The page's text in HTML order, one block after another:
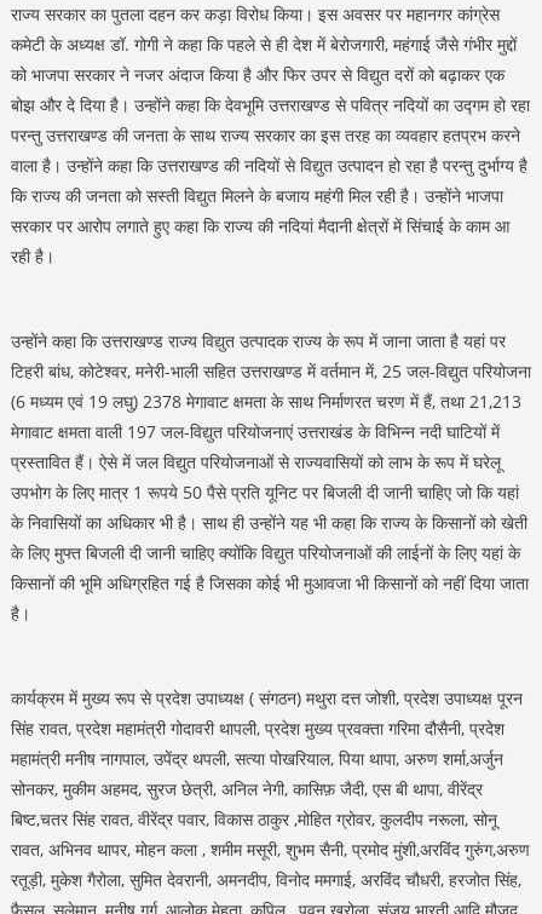
राज्य सरकार का पुतला दहन कर कड़ा विरोध किया। इस अवसर पर महानगर कांग्रेस
कमेटी के अध्यक्ष डॉ. गोगी ने कहा कि पहले से ही देश में बेरोजगारी, महंगाई जैसे गंभीर मुद्दों
को भाजपा सरकार ने नजर अंदाज किया है और फिर उपर से विद्युत दरों को बढ़ाकर एक
बोझ और दे दिया है। उन्होंने कहा कि देवभूमि उत्तराखण्ड से पवित्र नदियों का उद्गम हो रहा
परन्तु उत्तराखण्ड की जनता के साथ राज्य सरकार का इस तरह का व्यवहार हतप्रभ करने
वाला है। उन्होंने कहा कि उत्तराखण्ड की नदियों से विद्युत उत्पादन हो रहा है परन्तु दुर्भाग्य है
कि राज्य की जनता को सस्ती विद्युत मिलने के बजाय महंगी मिल रही है। उन्होंने भाजपा
सरकार पर आरोप लगाते हुए कहा कि राज्य की नदियां मैदानी क्षेत्रों में सिंचाई के काम आ
रही है।
उन्होंने कहा कि उत्तराखण्ड राज्य विद्युत उत्पादक राज्य के रूप में जाना जाता है यहां पर
टिहरी बांध, कोटेश्वर, मनेरी-भाली सहित उत्तराखण्ड में वर्तमान में, 25 जल-विद्युत परियोजना
(6 मध्यम एवं 19 लघु) 2378 मेगावाट क्षमता के साथ निर्माणरत चरण में हैं, तथा 21,213
मेगावाट क्षमता वाली 197 जल-विद्युत परियोजनाएं उत्तराखंड के विभिन्न नदी घाटियों में
प्रस्तावित हैं। ऐसे में जल विद्युत परियोजनाओं से राज्यवासियों को लाभ के रूप में घरेलू
उपभोग के लिए मात्र 1 रूपये 50 पैसे प्रति यूनिट पर बिजली दी जानी चाहिए जो कि यहां
के निवासियों का अधिकार भी है। साथ ही उन्होंने यह भी कहा कि राज्य के किसानों को खेती
के लिए मुफ्त बिजली दी जानी चाहिए क्योंकि विद्युत परियोजनाओं की लाईनों के लिए यहां के
किसानों की भूमि अधिग्रहित गई है जिसका कोई भी मुआवजा भी किसानों को नहीं दिया जाता
है।
कार्यक्रम में मुख्य रूप से प्रदेश उपाध्यक्ष ( संगठन) मथुरा दत्त जोशी, प्रदेश उपाध्यक्ष पूरन
सिंह रावत, प्रदेश महामंत्री गोदावरी थापली, प्रदेश मुख्य प्रवक्ता गरिमा दौसैनी, प्रदेश
महामंत्री मनीष नागपाल, उपेंद्र थपली, सत्या पोखरियाल, पिया थापा, अरुण शर्मा,अर्जुन
सोनकर, मुकीम अहमद, सुरज छेत्री, अनिल नेगी, कासिफ़ जैदी, एस बी थापा, वीरेंद्र
बिष्ट,चतर सिंह रावत, वीरेंद्र पवार, विकास ठाकुर ,मोहित ग्रोवर, कुलदीप नरूला, सोनू
रावत, अभिनव थापर, मोहन कला , शमीम मसूरी, शुभम सैनी, प्रमोद मुंशी,अरविंद गुरुंग,अरुण
रतूड़ी, मुकेश गैरोला, सुमित देवरानी, अमनदीप, विनोद ममगाई, अरविंद चौधरी, हरजोत सिंह,
फैसल, सुलेमान, मनीष गर्ग, आलोक मेहता, कपिल , पवन खरोला, संजय भारती आदि मौजूद